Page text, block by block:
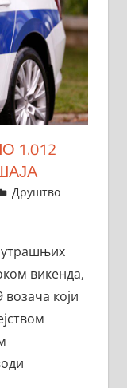
1.012
Друштво
викенда,
који